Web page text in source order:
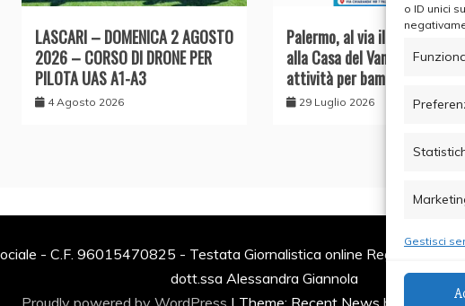
o ID unici
Gestisci
LASCARI – DOMENICA 2 AGOSTO
2026 – CORSO DI DRONE PER
PILOTA UAS A1-A3
4 Agosto 2026
Palermo, al via il Grest Estivo
alla Casa del Vangelo: un
attività per bambini e famiglie
29 Luglio 2026
- C.F. 96015470825 - Testata Giornalistica online Registrata al
dott.ssa Alessandra Giannola
Proudly powered by WordPress | Theme: Recent News by Candid